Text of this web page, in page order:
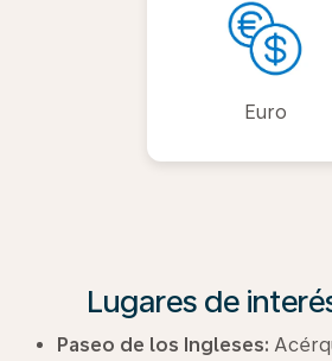
Euro
Lugares de
Paseo de los Ingleses: